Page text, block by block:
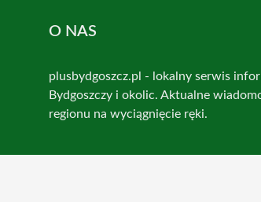
O NAS
plusbydgoszcz.pl - lokalny serwis
Bydgoszczy i okolic. Aktualne
regionu na wyciągnięcie ręki.